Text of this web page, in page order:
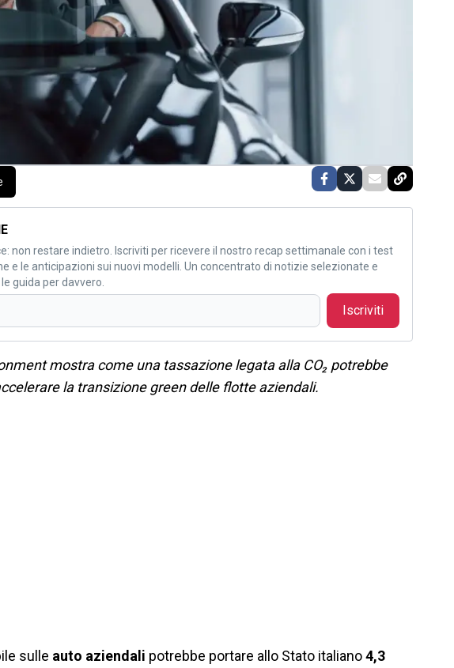
non restare indietro. Iscriviti per ricevere il nostro recap settimanale con i test
e le anticipazioni sui nuovi modelli. Un concentrato di notizie selezionate e
guida per davvero.
Iscriviti
mostra come una tassazione legata alla CO₂ potrebbe
la transizione green delle flotte aziendali.
sulle auto aziendali potrebbe portare allo Stato italiano4,3